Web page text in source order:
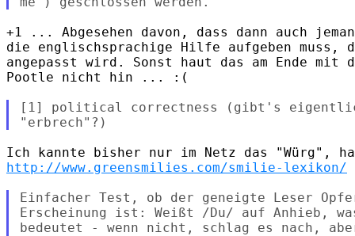
+1 ... Abgesehen davon, dass dann auch
die englischsprachige Hilfe aufgeben muss,
angepasst wird. Sonst haut das am Ende
Pootle nicht hin ... :(
[1] political correctness (gibt's
http://www.greensmilies.com/smilie-lexikon/
Einfacher Test, ob der geneigte Leser
Erscheinung ist: Weißt /Du/ auf Anhieb,
bedeutet - wenn nicht, schlag es nach,